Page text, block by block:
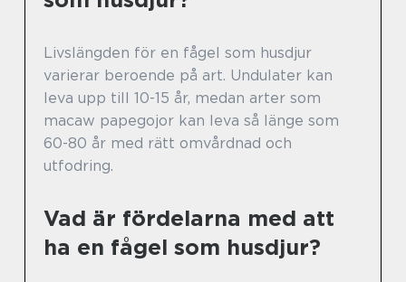
Livslängden för en fågel som husdjur
varierar beroende på art. Undulater kan
leva upp till 10-15 år, medan arter som
macaw papegojor kan leva så länge som
60-80 år med rätt omvårdnad och
utfodring.
Vad är fördelarna med att
ha en fågel som husdjur?